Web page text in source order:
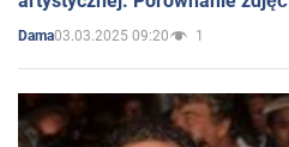
Dama03.03.2025 09:20 1